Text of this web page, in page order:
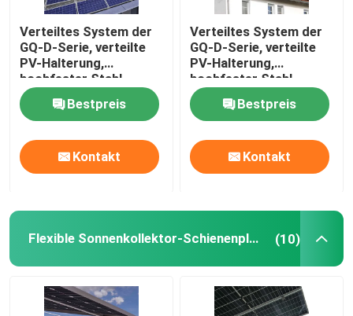
Verteiltes System der
GQ-D-Serie, verteilte
PV-Halterung,
hochfester Stahl,
beschichtet mit
Aluminium-Magnesium-
Zink-Material,
Bestpreis
Kontakt
Verteiltes System der
GQ-D-Serie, verteilte
PV-Halterung,
hochfester Stahl,
beschichtet mit
Aluminium-Magnesium-
Zink-Material,
Bestpreis
Kontakt
Flexible Sonnenkollektor-Schienenplatten (10)